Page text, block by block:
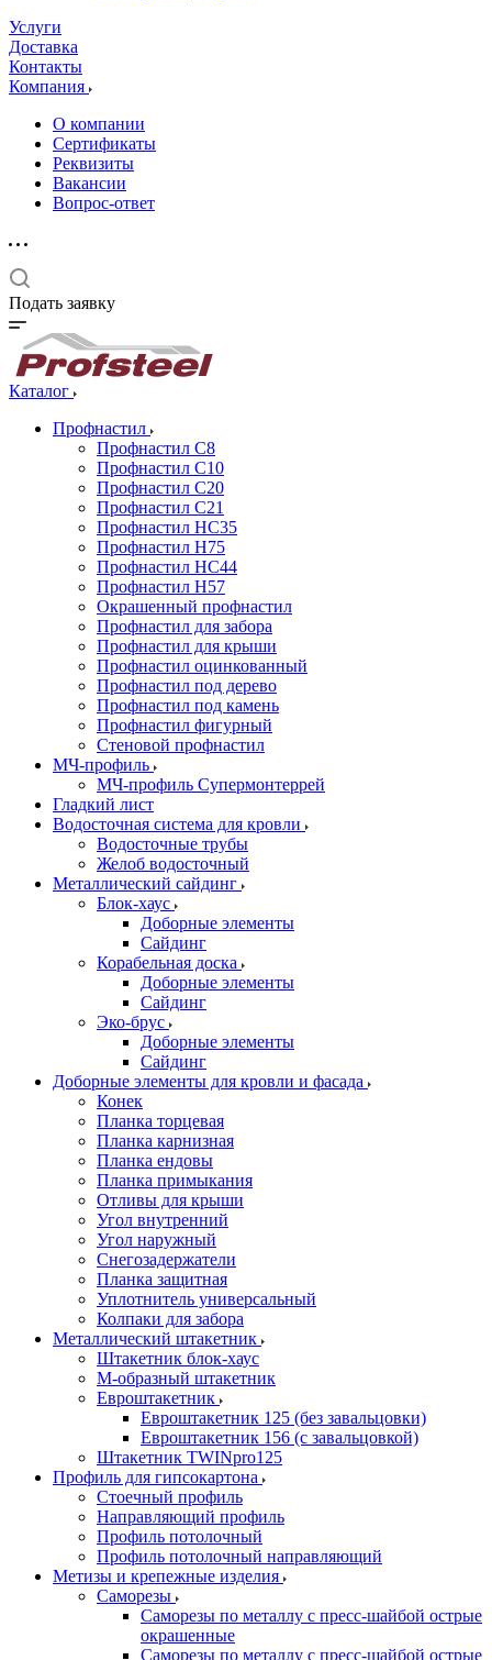
Услуги
Доставка
Контакты
Компания
О компании
Сертификаты
Реквизиты
Вакансии
Вопрос-ответ
Подать заявку
Каталог
Профнастил
Профнастил С8
Профнастил С10
Профнастил С20
Профнастил С21
Профнастил НС35
Профнастил Н75
Профнастил HC44
Профнастил Н57
Окрашенный профнастил
Профнастил для забора
Профнастил для крыши
Профнастил оцинкованный
Профнастил под дерево
Профнастил под камень
Профнастил фигурный
Стеновой профнастил
МЧ-профиль
МЧ-профиль Супермонтеррей
Гладкий лист
Водосточная система для кровли
Водосточные трубы
Желоб водосточный
Металлический сайдинг
Блок-хаус
Доборные элементы
Сайдинг
Корабельная доска
Доборные элементы
Сайдинг
Эко-брус
Доборные элементы
Сайдинг
Доборные элементы для кровли и фасада
Конек
Планка торцевая
Планка карнизная
Планка ендовы
Планка примыкания
Отливы для крыши
Угол внутренний
Угол наружный
Снегозадержатели
Планка защитная
Уплотнитель универсальный
Колпаки для забора
Металлический штакетник
Штакетник блок-хаус
М-образный штакетник
Евроштакетник
Евроштакетник 125 (без завальцовки)
Евроштакетник 156 (с завальцовкой)
Штакетник TWINpro125
Профиль для гипсокартона
Стоечный профиль
Направляющий профиль
Профиль потолочный
Профиль потолочный направляющий
Метизы и крепежные изделия
Саморезы
Саморезы по металлу с пресс-шайбой острые
окрашенные
Саморезы по металлу с пресс-шайбой острые